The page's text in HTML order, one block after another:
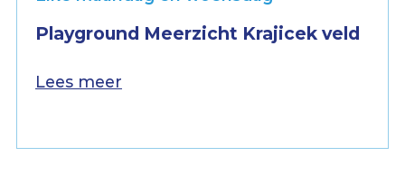
Playground Meerzicht Krajicek veld
Lees meer